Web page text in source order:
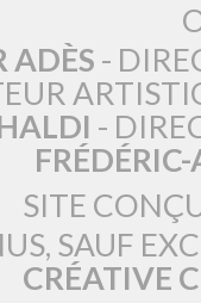
ADÈS -
-
SITE
SAUF
CRÉATIVE